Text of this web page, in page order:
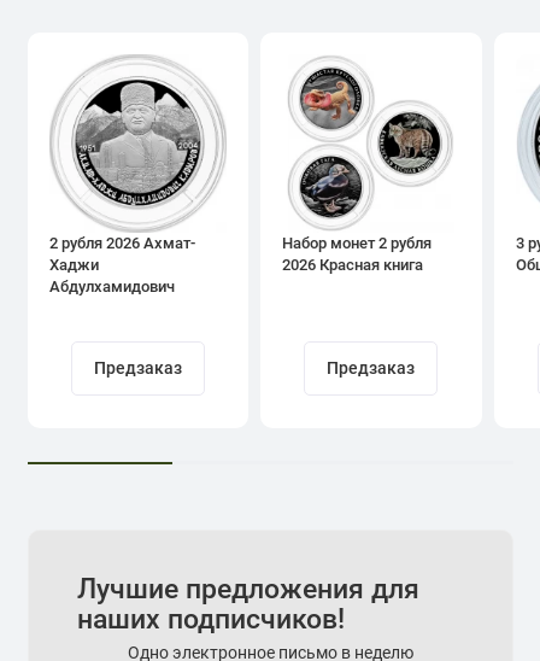
2 рубля 2026 Ахмат-
Хаджи
Абдулхамидович
Предзаказ
Набор монет 2 рубля
2026 Красная книга
Предзаказ
3
Лучшие предложения для
наших подписчиков!
Одно электронное письмо в неделю